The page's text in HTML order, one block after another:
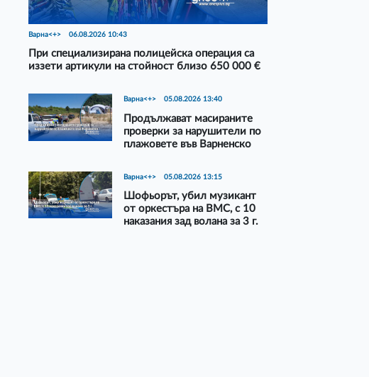
Варна<+> 06.08.2026 10:43
При специализирана полицейска операция са
иззети артикули на стойност близо 650 000 €
Варна<+> 05.08.2026 13:40
Продължават масираните
проверки за нарушители по
плажовете във Варненско
Варна<+> 05.08.2026 13:15
Шофьорът, убил музикант
от оркестъра на ВМС, с 10
наказания зад волана за 3 г.